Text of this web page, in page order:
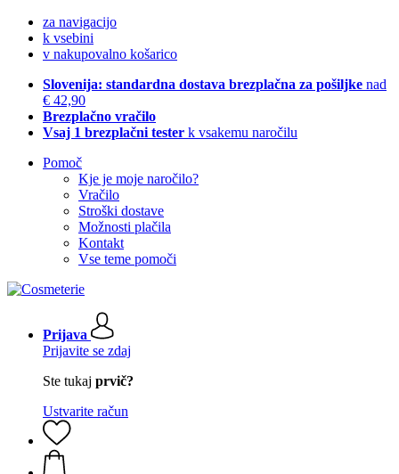
za navigacijo
k vsebini
v nakupovalno košarico
Slovenija: standardna dostava brezplačna za pošiljke nad
€ 42,90
Brezplačno vračilo
Vsaj 1 brezplačni tester k vsakemu naročilu
Pomoč
Kje je moje naročilo?
Vračilo
Stroški dostave
Možnosti plačila
Kontakt
Vse teme pomoči
Prijava
Prijavite se zdaj
Ste tukaj prvič?
Ustvarite račun